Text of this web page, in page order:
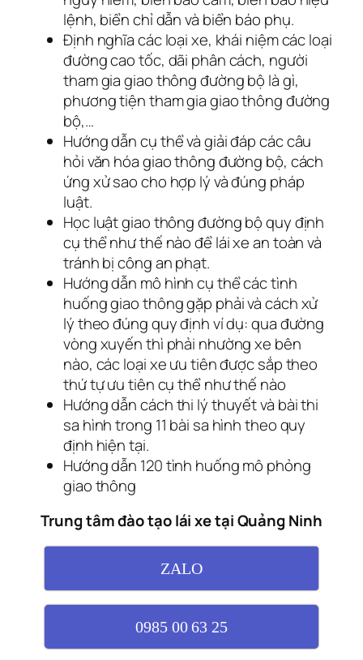
lệnh, biển chỉ dẫn và biển báo phụ.
Định nghĩa các loại xe, khái niệm các loại
đường cao tốc, dãi phân cách, người
tham gia giao thông đường bộ là gì,
phương tiện tham gia giao thông đường
bộ,…
Hướng dẫn cụ thể và giải đáp các câu
hỏi văn hóa giao thông đường bộ, cách
ứng xử sao cho hợp lý và đúng pháp
luật.
Học luật giao thông đường bộ quy định
cụ thể như thế nào để lái xe an toàn và
tránh bị công an phạt.
Hướng dẫn mô hình cụ thể các tình
huống giao thông gặp phải và cách xử
lý theo đúng quy định ví dụ: qua đường
vòng xuyến thì phải nhường xe bên
nào, các loại xe ưu tiên được sắp theo
thứ tự ưu tiên cụ thể như thế nào
Hướng dẫn cách thi lý thuyết và bài thi
sa hình trong 11 bài sa hình theo quy
định hiện tại.
Hướng dẫn 120 tình huống mô phỏng
giao thông
Trung tâm đào tạo lái xe tại Quảng Ninh
ZALO
0985 00 63 25